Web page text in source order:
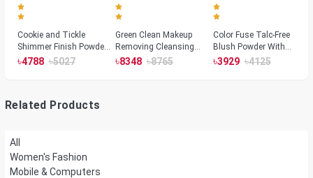
Cookie and Tickle
Shimmer Finish Powder
Highlighters
৳4788 ৳5027
Green Clean Makeup
Removing Cleansing
Balm
৳8348 ৳8765
Color Fuse Talc-Free
Blush Powder With
Fermented Arnica
৳3929 ৳4125
Related Products
All
Women's Fashion
Mobile & Computers